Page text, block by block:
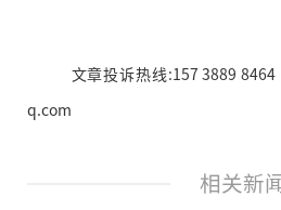
文章投诉热线:157 3889
q.com
相关新